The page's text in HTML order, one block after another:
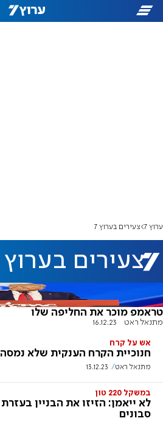
ערוץ 7 צעירים בערוץ 7
צעירים בערוץ 7 (עמוד 2)
טראמפ מוכר את החליפה שלו
מתנאל ראט 16.12.23
אש על קרח
חנוכיית הקרח הענקית שלא נמסה
מתנאל ראט 13.12.23
במשקל 220 טון
לא ייאמן: הזיזו את הבניין בעזרת
סבונים